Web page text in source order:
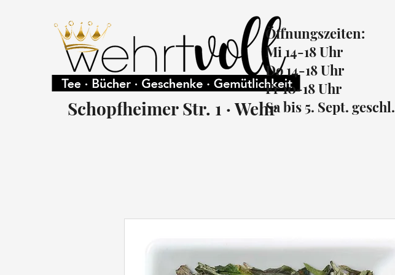
Schopfheimer Str. 1 · Wehr
Öffnungszeiten:
Mi 14-18 Uhr
Do 14-18 Uhr
Fr 10-18 Uhr
Sa bis 5. Sept. geschl.